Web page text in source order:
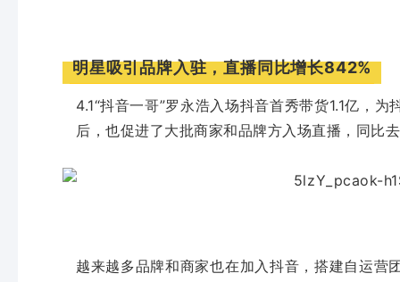
明星吸引品牌入驻，直播同比增长842%
4.1“抖音一哥”罗永浩入场抖音首秀带货1.1亿，
后，也促进了大批商家和品牌方入场直播，同比
越来越多品牌和商家也在加入抖音，搭建自运营